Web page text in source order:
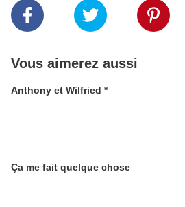
Vous aimerez aussi
Anthony et Wilfried *
Ça me fait quelque chose